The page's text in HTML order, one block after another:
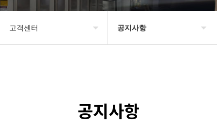
고객센터 공지사항
공지사항